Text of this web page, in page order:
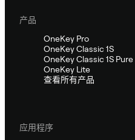
产品
OneKey Pro
OneKey Classic 1S
OneKey Classic 1S Pure
OneKey Lite
查看所有产品
应用程序